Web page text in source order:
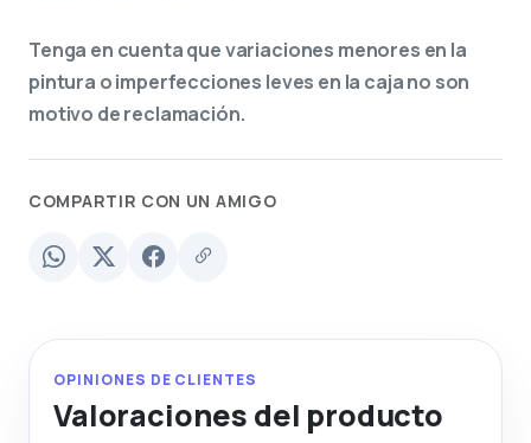
Tenga en cuenta que variaciones menores en la
pintura o imperfecciones leves en la caja no son
motivo de reclamación.
COMPARTIR CON UN AMIGO
OPINIONES DE CLIENTES
Valoraciones del producto